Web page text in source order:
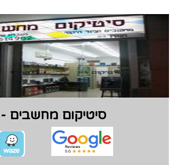
סיטיקום מחשבים -